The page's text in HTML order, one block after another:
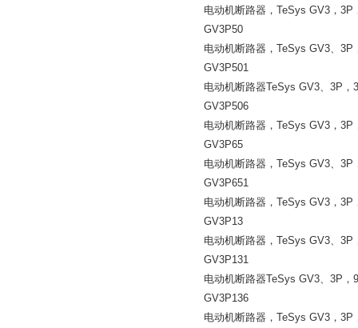
电动机断路器， TeSys GV3 ， 3P
GV3P50
电动机断路器， TeSys GV3、 3P
GV3P501
电动机断路器TeSys GV3、 3P ，
GV3P506
电动机断路器， TeSys GV3 ， 3P
GV3P65
电动机断路器， TeSys GV3、 3P
GV3P651
电动机断路器， TeSys GV3 ， 3P
GV3P13
电动机断路器， TeSys GV3、 3P
GV3P131
电动机断路器TeSys GV3、 3P ，
GV3P136
电动机断路器， TeSys GV3 ， 3P